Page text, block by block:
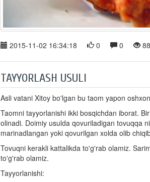
2015-11-02 16:34:18 0 0
TAYYORLASH USULI
Asli vatani Xitoy bo'lgan bu taom yapon
Taomni tayyorlanishi ikki bosqichdan iborat.
olinadi. Doimiy usulda qovuriladigan tovuqqa
marinadlangan yoki qovurilgan xolda olib
Tovuqni kerakli kattalikda to'g'rab olamiz.
to'g'rab olamiz.
Tayyorlanishi: